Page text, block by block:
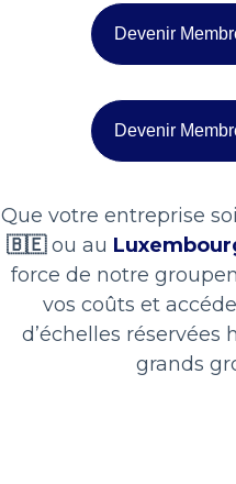
sollicité par des
peu Canon Luxembourg
Envie de prendre part à
Contactez-nous>
SHARE ON
Devenir
Devenir
Que votre entreprise
🇧🇪ou au
force de notre
vos coûts et
d’échelles
grands